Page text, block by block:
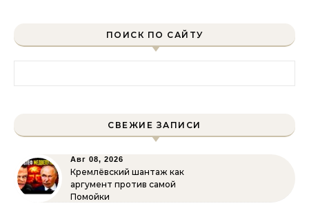
ПОИСК ПО САЙТУ
СВЕЖИЕ ЗАПИСИ
Авг 08, 2026
Кремлёвский шантаж как
аргумент против самой
Помойки